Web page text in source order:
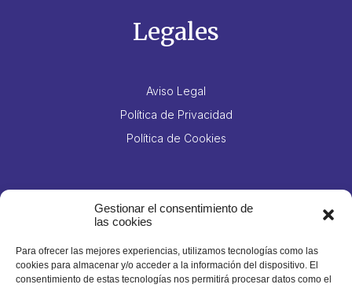
Gestionar el consentimiento de
las cookies
Para ofrecer las mejores experiencias, utilizamos tecnologías como las
cookies para almacenar y/o acceder a la información del dispositivo. El
consentimiento de estas tecnologías nos permitirá procesar datos como el
Legales
Aviso Legal
Política de Privacidad
Política de Cookies
Contacto
Jesús Hernández Guzmán, 14, Polígono Industrial El